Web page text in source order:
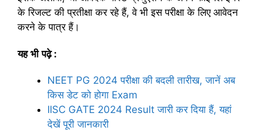
के रिजल्ट की प्रतीक्षा कर रहे हैं, वे भी इस परीक्षा के लिए आवेदन
करने के पात्र हैं।
यह भी पढ़े:
NEET PG 2024 परीक्षा की बदली तारीख, जानें अब
किस डेट को होगा Exam
IISC GATE 2024 Result जारी कर दिया हैं, यहां
देखें पूरी जानकारी